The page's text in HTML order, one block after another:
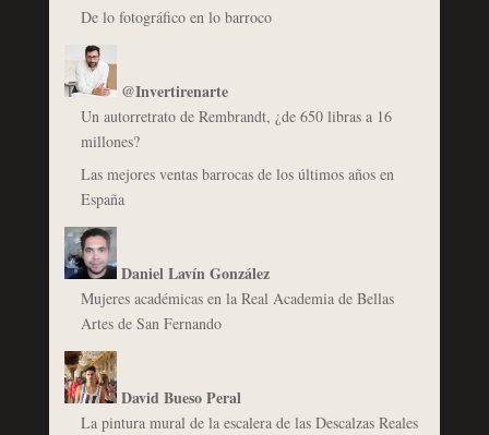
De lo fotográfico en lo barroco
@Invertirenarte
Un autorretrato de Rembrandt, ¿de 650 libras a 16
millones?
Las mejores ventas barrocas de los últimos años en
España
Daniel Lavín González
Mujeres académicas en la Real Academia de Bellas
Artes de San Fernando
David Bueso Peral
La pintura mural de la escalera de las Descalzas Reales